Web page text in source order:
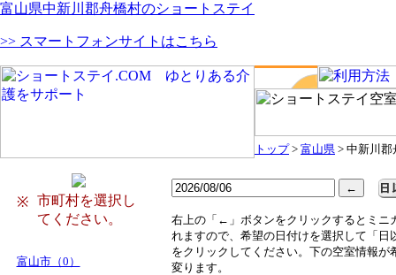
富山県中新川郡舟橋村のショートステイ
>> スマートフォンサイトはこちら
トップ> 富山県 > 中新川郡
※
市町村を選択し
てください。
富山市（0）
右上の「←」ボタンをクリックするとミニ
れますので、希望の日付けを選択して「日
をクリックしてください。下の空室情報が
変ります。